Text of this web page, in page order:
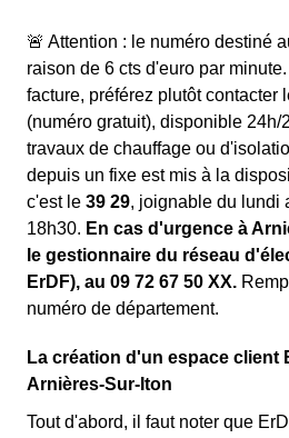
🚨 Attention : le numéro destiné
raison de 6 cts d'euro par
facture, préférez plutôt contacter
(numéro gratuit), disponible 24h/
travaux de chauffage ou
depuis un fixe est mis à la
c'est le 39 29, joignable du lundi
18h30. En cas d'urgence à
le gestionnaire du réseau
ErDF), au 09 72 67 50 XX.
numéro de département.
La création d'un espace client
Arnières-Sur-Iton
Tout d'abord, il faut noter que